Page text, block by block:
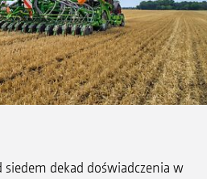
siedem dekad doświadczenia w